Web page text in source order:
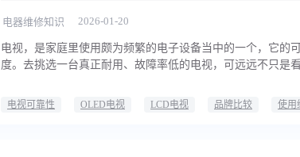
电器维修知识 2026-01-20
电视，是家庭里使用颇为频繁的电子设备当中的一个，它的
度。去挑选一台真正耐用、故障率低的电视，可远远不只是
电视可靠性 OLED电视 LCD电视 品牌比较 使用